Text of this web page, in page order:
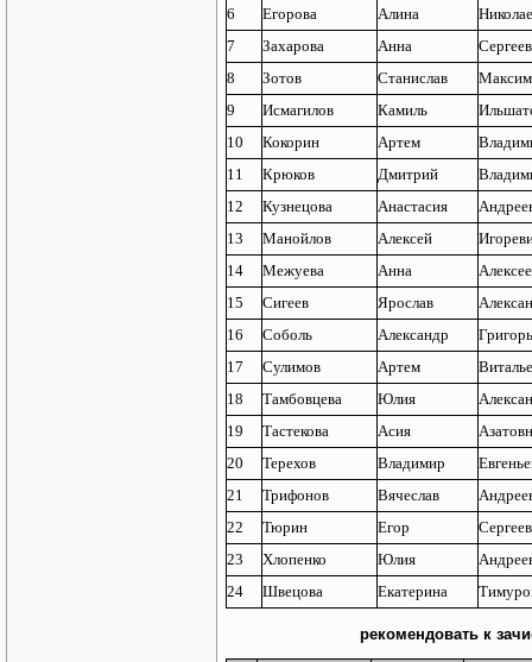
6
Егорова Алина
7
Захарова Анна
8
Зотов Станислав
9
Исмагилов Камиль
10
Кокорин Артем
11
Крюков Дмитрий
12
Кузнецова Анастасия
13
Манойлов Алексей
14
Межуева Анна
15
Сигеев Ярослав
16
Соболь Александр
17
Сулимов Артем
18
Тамбовцева Юлия
19
Тастекова Асия
20
Терехов Владимир
21
Трифонов Вячеслав
22
Тюрин Егор
23
Хлопенко Юлия
24
Швецова Екатерина
рекомендовать к